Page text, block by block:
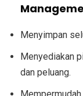
Menyimpan
Menyediakan
dan peluang.